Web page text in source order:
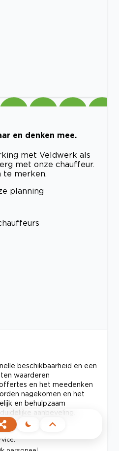
en denken mee.
met Veldwerk als
met onze chauffeur.
te merken.
planning
beschikbaarheid en een
waarderen
en het meedenken
nagekomen en het
en behulpzaam
aanbeveling.